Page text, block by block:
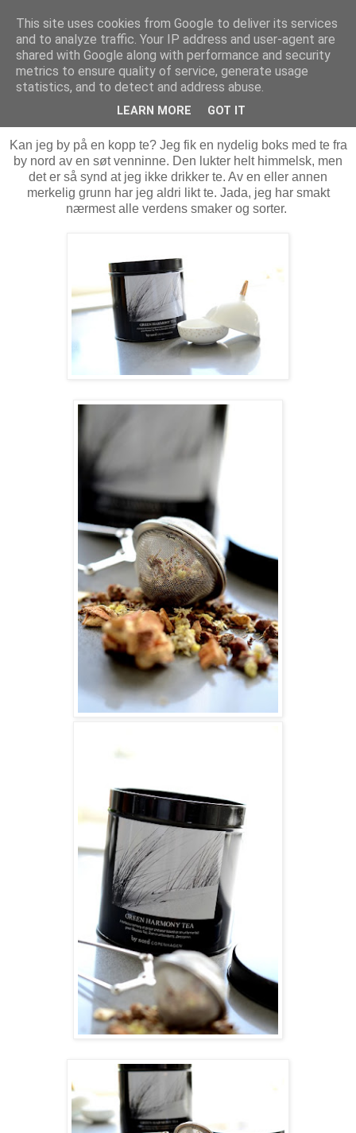
MARTHE EIDAHL
torsdag 3. mai 2012
Teatime og mye babykos
Kan jeg by på en kopp te? Jeg fik en nydelig boks med te fra
by nord av en søt venninne. Den lukter helt himmelsk, men
det er så synd at jeg ikke drikker te. Av en eller annen
merkelig grunn har jeg aldri likt te. Jada, jeg har smakt
nærmest alle verdens smaker og sorter.
This site uses cookies from Google to deliver its services
and to analyze traffic. Your IP address and user-agent are
shared with Google along with performance and security
metrics to ensure quality of service, generate usage
statistics, and to detect and address abuse.
LEARN MORE GOT IT